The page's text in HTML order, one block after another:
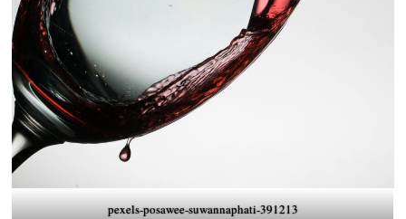
pexels-posawee-suwannaphati-391213